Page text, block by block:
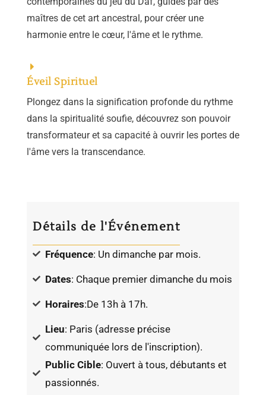
maîtres de cet art ancestral, pour créer une
harmonie entre le cœur, l'âme et le rythme.
Éveil Spirituel
Plongez dans la signification profonde du rythme
dans la spiritualité soufie, découvrez son pouvoir
transformateur et sa capacité à ouvrir les portes de
l'âme vers la transcendance.
Détails de l'Événement
Fréquence: Un dimanche par mois.
Dates: Chaque premier dimanche du mois
Horaires:De 13h à 17h.
Lieu: Paris (adresse précise
communiquée lors de l'inscription).
Public Cible: Ouvert à tous, débutants et
passionnés.